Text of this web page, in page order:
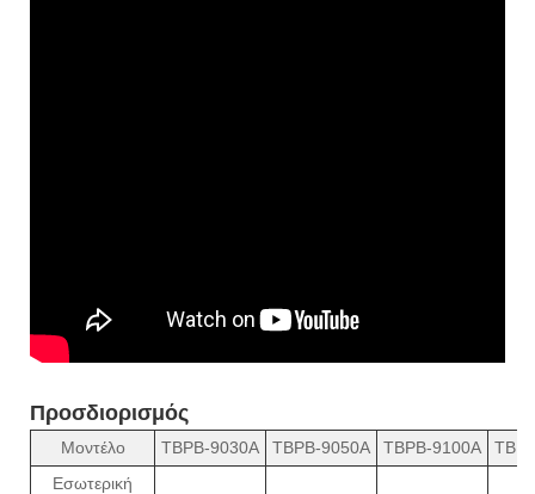
Προσδιορισμός
Μοντέλο TBPB-9030A TBPB-9050A TBPB-9100A
Εσωτερική